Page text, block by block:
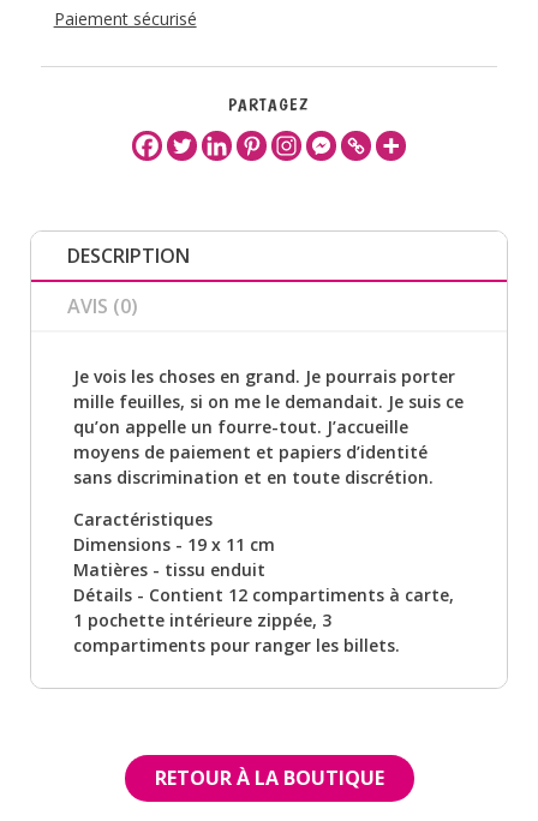
Paiement sécurisé
PARTAGEZ
DESCRIPTION
AVIS (0)
Je vois les choses en grand. Je pourrais porter
mille feuilles, si on me le demandait. Je suis ce
qu’on appelle un fourre-tout. J’accueille
moyens de paiement et papiers d’identité
sans discrimination et en toute discrétion.
Caractéristiques
Dimensions - 19 x 11 cm
Matières - tissu enduit
Détails - Contient 12 compartiments à carte,
1 pochette intérieure zippée, 3
compartiments pour ranger les billets.
RETOUR À LA BOUTIQUE